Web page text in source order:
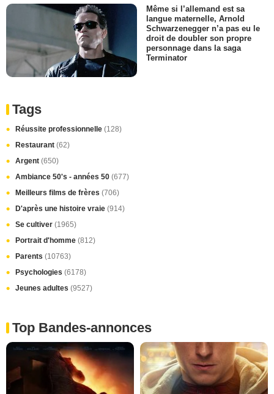
Même si l’allemand est sa
langue maternelle, Arnold
Schwarzenegger n’a pas eu le
droit de doubler son propre
personnage dans la saga
Terminator
Tags
Réussite professionnelle (128)
Restaurant (62)
Argent (650)
Ambiance 50's - années 50 (677)
Meilleurs films de frères (706)
D'après une histoire vraie (914)
Se cultiver (1965)
Portrait d'homme (812)
Parents (10763)
Psychologies (6178)
Jeunes adultes (9527)
Top Bandes-annonces